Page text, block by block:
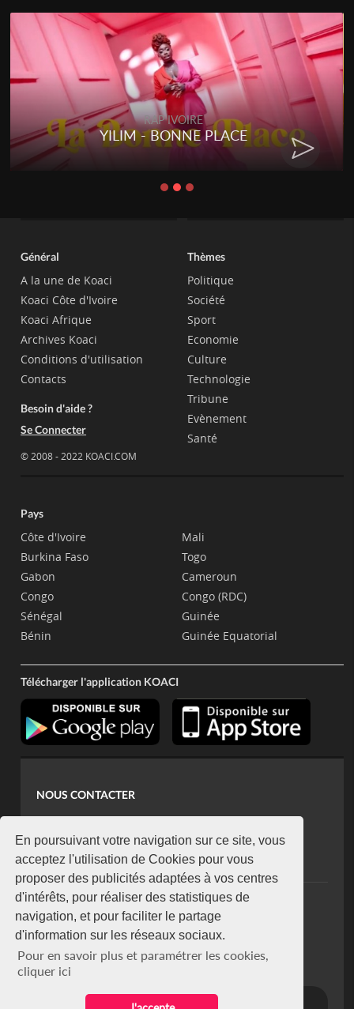
En poursuivant votre navigation sur ce site, vous
acceptez l'utilisation de Cookies pour vous
proposer des publicités adaptées à vos centres
d'intérêts, pour réaliser des statistiques de
navigation, et pour faciliter le partage
d'information sur les réseaux sociaux.
Pour en savoir plus et paramétrer les cookies,
cliquer ici
RAP IVOIRE
YILIM - BONNE PLACE
Général
A la une de Koaci
Koaci Côte d'Ivoire
Koaci Afrique
Archives Koaci
Conditions d'utilisation
Contacts
Besoin d'aide ?
Se Connecter
© 2008 - 2022 KOACI.COM
Thèmes
Politique
Société
Sport
Economie
Culture
Technologie
Tribune
Evènement
Santé
Pays
Côte d'Ivoire
Burkina Faso
Gabon
Congo
Sénégal
Bénin
Mali
Togo
Cameroun
Congo (RDC)
Guinée
Guinée Equatorial
Télécharger l'application KOACI
NOUS CONTACTER
koaci@yahoo.fr
+225 07 08 85 52 93
NEWSLETTER
Restez connecté via notre newsletter
S'abonner
Se désabonner